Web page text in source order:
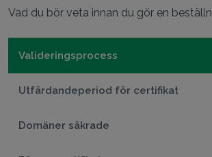
Vad du bör veta innan du gör en
Valideringsprocess
Utfärdandeperiod för certifikat
Domäner säkrade